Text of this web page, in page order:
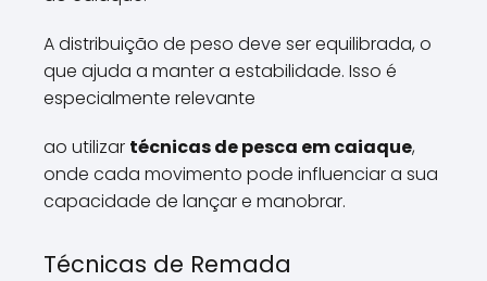
A distribuição de peso deve ser equilibrada, o
que ajuda a manter a estabilidade. Isso é
especialmente relevante
ao utilizar técnicas de pesca em caiaque,
onde cada movimento pode influenciar a sua
capacidade de lançar e manobrar.
Técnicas de Remada